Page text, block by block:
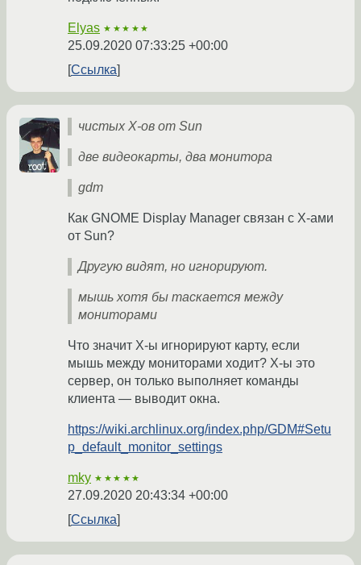
Elyas ★★★★★
25.09.2020 07:33:25 +00:00
Ссылка
чистых Х-ов от Sun
две видеокарты, два монитора
gdm
Как GNOME Display Manager связан с X-ами
от Sun?
Другую видят, но игнорируют.
мышь хотя бы таскается между
мониторами
Что значит X-ы игнорируют карту, если
мышь между мониторами ходит? X-ы это
сервер, он только выполняет команды
клиента — выводит окна.
https://wiki.archlinux.org/index.php/GDM#Setu
p_default_monitor_settings
mky ★★★★★
27.09.2020 20:43:34 +00:00
Ссылка